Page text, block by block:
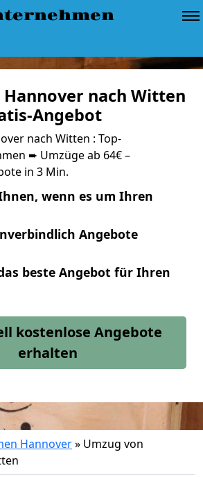
Hannover nach Witten
Angebot
nach Witten : Top-
➨ Umzüge ab 64€ –
in 3 Min.
wenn es um Ihren
Angebote
beste Angebot für Ihren
kostenlose Angebote
erhalten
Hannover» Umzug von